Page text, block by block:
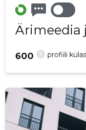
Ärimeedia
? profiili
600